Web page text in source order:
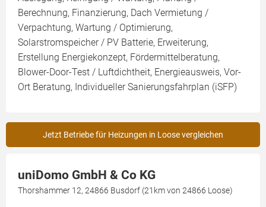
Berechnung, Finanzierung, Dach Vermietung /
Verpachtung, Wartung / Optimierung,
Solarstromspeicher / PV Batterie, Erweiterung,
Erstellung Energiekonzept, Fördermittelberatung,
Blower-Door-Test / Luftdichtheit, Energieausweis, Vor-
Ort Beratung, Individueller Sanierungsfahrplan (iSFP)
Jetzt Betriebe für Heizungen in Loose vergleichen
uniDomo GmbH & Co KG
Thorshammer 12, 24866 Busdorf (21km von 24866 Loose)